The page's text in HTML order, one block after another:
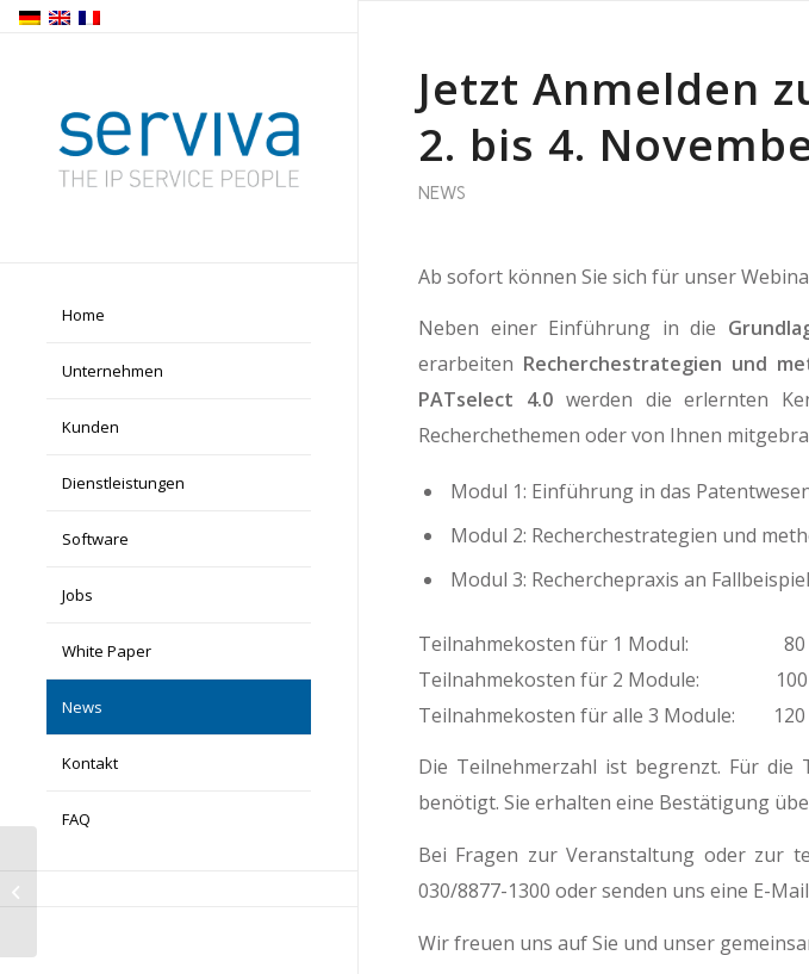
Home
Unternehmen
Kunden
Dienstleistungen
Software
Jobs
White Paper
News
Kontakt
FAQ
Jetzt Anmelden
2. bis 4.
NEWS
Ab sofort können Sie sich für unser
Neben einer Einführung in die
erarbeiten Recherchestrategien und
PATselect 4.0werden die erlernten
Recherchethemen oder von Ihnen
Modul 1: Einführung in das
Modul 2: Recherchestrategien und
Modul 3: Recherchepraxis an
Teilnahmekosten für 1 Modul: 80
Teilnahmekosten für 2 Module: 100
Teilnahmekosten für alle 3 Module: 120
Die Teilnehmerzahl ist begrenzt. Für die
benötigt. Sie erhalten eine Bestätigung
Bei Fragen zur Veranstaltung oder zur
030/8877-1300 oder senden uns eine E-
Wir freuen uns auf Sie und unser